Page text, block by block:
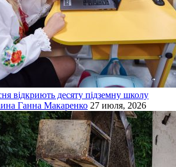
відкриють десяту підземну школу
Ганна Макаренко 27 июля, 2026